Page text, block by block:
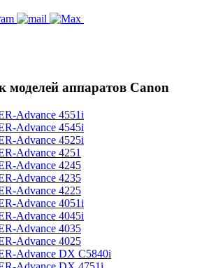
моделей аппаратов Canon
Advance 4551i
Advance 4545i
Advance 4525i
Advance 4251
Advance 4245
Advance 4235
Advance 4225
Advance 4051i
Advance 4045i
Advance 4035
Advance 4025
Advance DX C5840i